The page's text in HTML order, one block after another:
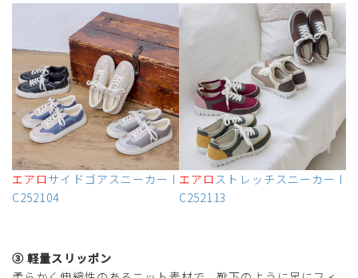
エアロ サイドゴアスニーカー I
C252104
エアロ ストレッチスニーカー I
C252113
③ 軽量スリッポン